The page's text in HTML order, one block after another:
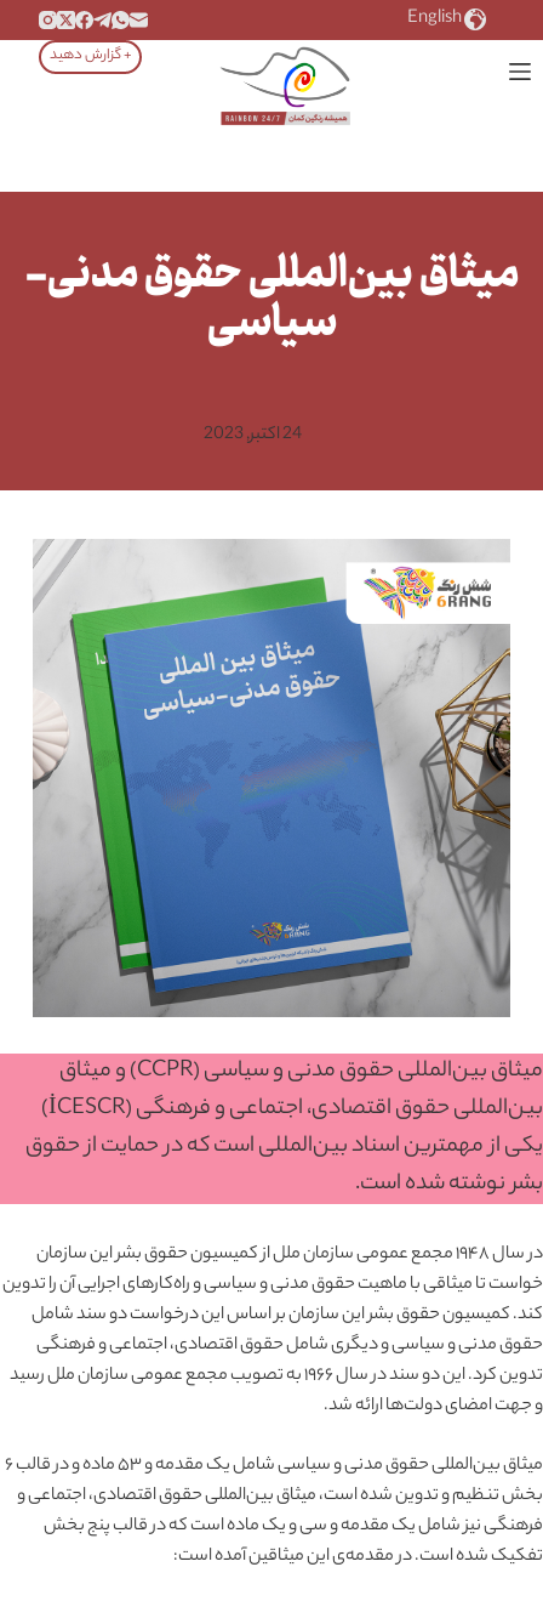
به
محتوا
English
+ گزارش دهید
میثاق بین‌المللی حقوق مدنی-
سیاسی
24 اکتبر, 2023
میثاق بین‌المللی حقوق مدنی و سیاسی (CCPR) و میثاق
بین‌المللی حقوق اقتصادی، اجتماعی و فرهنگی (İCESCR)
یکی از مهمترین اسناد بین‌المللی است که در حمایت از حقوق
بشر نوشته شده است.
در سال ۱۹۴۸ مجمع عمومی سازمان ملل از کمیسیون حقوق بشر این سازمان
خواست تا میثاقی با ماهیت حقوق مدنی و سیاسی و راه‌کارهای اجرایی آن را تدوین
کند. کمیسیون حقوق بشر این سازمان بر اساس این درخواست دو سند شامل
حقوق مدنی و سیاسی و دیگری شامل حقوق اقتصادی، اجتماعی و فرهنگی
تدوین کرد. این دو سند در سال ۱۹۶۶ به تصویب مجمع عمومی سازمان ملل رسید
و جهت امضای دولت‌ها ارائه شد.
میثاق بین‌المللی حقوق مدنی و سیاسی شامل یک مقدمه و ۵۳ ماده و در قالب ۶
بخش تنظیم و تدوین شده است، میثاق بین‌المللی حقوق اقتصادی، اجتماعی و
فرهنگی نیز شامل یک مقدمه و سی و یک ماده است که در قالب پنج بخش
تفکیک شده است. در مقدمه‌ی این میثاقین آمده است: